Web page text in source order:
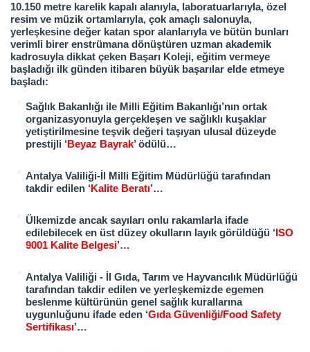
10.150 metre karelik kapalı alanıyla, laboratuarlarıyla, özel
resim ve müzik ortamlarıyla, çok amaçlı salonuyla,
yerleşkesine değer katan spor alanlarıyla ve bütün bunları
verimli birer enstrümana dönüştüren uzman akademik
kadrosuyla dikkat çeken Başarı Koleji, eğitim vermeye
başladığı ilk günden itibaren büyük başarılar elde etmeye
başladı:
Sağlık Bakanlığı ile Milli Eğitim Bakanlığı’nın ortak
organizasyonuyla gerçekleşen ve sağlıklı kuşaklar
yetiştirilmesine teşvik değeri taşıyan ulusal düzeyde
prestijli ‘Beyaz Bayrak’ ödülü…
Antalya Valiliği-İl Milli Eğitim Müdürlüğü tarafından
takdir edilen ‘Kalite Beratı’…
Ülkemizde ancak sayıları onlu rakamlarla ifade
edilebilecek en üst düzey okulların layık görüldüğü ‘ISO
9001 Kalite Belgesi’…
Antalya Valiliği - İl Gıda, Tarım ve Hayvancılık Müdürlüğü
tarafından takdir edilen ve yerleşkemizde egemen
beslenme kültürünün genel sağlık kurallarına
uygunluğunu ifade eden ‘Gıda Güvenliği/Food Safety
Sertifikası’…